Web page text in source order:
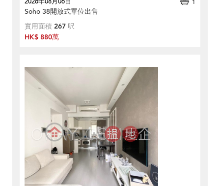
1
Soho 38開放式單位出售
實用面積 267 呎
HK$ 880萬